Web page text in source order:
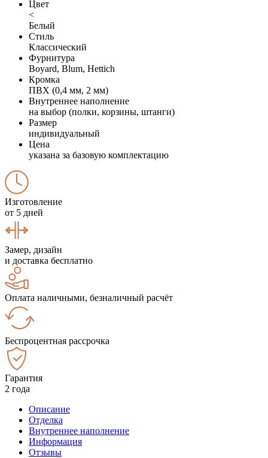
Цвет
<
Белый
Стиль
Классический
Фурнитура
Boyard, Blum, Hettich
Кромка
ПВХ (0,4 мм, 2 мм)
Внутреннее наполнение
на выбор (полки, корзины, штанги)
Размер
индивидуальный
Цена
указана за базовую комплектацию
Изготовление
от 5 дней
Замер, дизайн
и доставка бесплатно
Оплата наличными, безналичный расчёт
Беспроцентная рассрочка
Гарантия
2 года
Описание
Отделка
Внутреннее наполнение
Информация
Отзывы